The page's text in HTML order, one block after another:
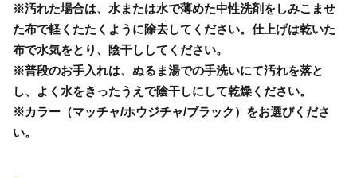
※汚れた場合は、水または水で薄めた中性洗剤をしみこませ
た布で軽くたたくように除去してください。仕上げは乾いた
布で水気をとり、陰干ししてください。
※普段のお手入れは、ぬるま湯での手洗いにて汚れを落と
し、よく水をきったうえで陰干しにして乾燥ください。
※カラー（マッチャ/ホウジチャ/ブラック）をお選びくださ
い。